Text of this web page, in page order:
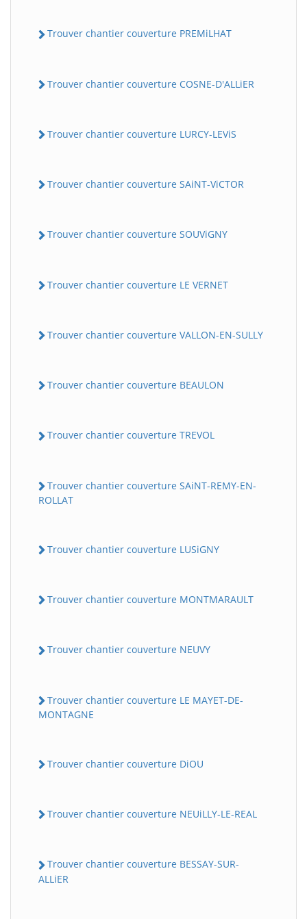
Trouver chantier couverture PREMiLHAT
Trouver chantier couverture COSNE-D'ALLiER
Trouver chantier couverture LURCY-LEViS
Trouver chantier couverture SAiNT-ViCTOR
Trouver chantier couverture SOUViGNY
Trouver chantier couverture LE VERNET
Trouver chantier couverture VALLON-EN-SULLY
Trouver chantier couverture BEAULON
Trouver chantier couverture TREVOL
Trouver chantier couverture SAiNT-REMY-EN-
ROLLAT
Trouver chantier couverture LUSiGNY
Trouver chantier couverture MONTMARAULT
Trouver chantier couverture NEUVY
Trouver chantier couverture LE MAYET-DE-
MONTAGNE
Trouver chantier couverture DiOU
Trouver chantier couverture NEUiLLY-LE-REAL
Trouver chantier couverture BESSAY-SUR-
ALLiER